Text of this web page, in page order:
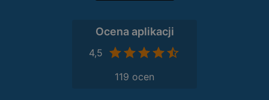
Ocena aplikacji
4,5
119 ocen